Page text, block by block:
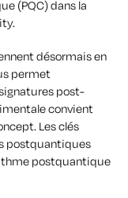
(PQC) dans la
désormais en
permet
post-
convient
Les clés
postquantiques
postquantique